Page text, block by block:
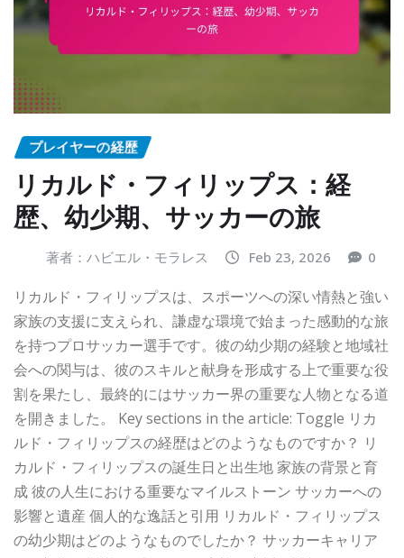
プレイヤーの経歴
リカルド・フィリップス：経
歴、幼少期、サッカーの旅
著者：ハビエル・モラレス Feb 23, 2026 0
リカルド・フィリップスは、スポーツへの深い情熱と強い
家族の支援に支えられ、謙虚な環境で始まった感動的な旅
を持つプロサッカー選手です。彼の幼少期の経験と地域社
会への関与は、彼のスキルと献身を形成する上で重要な役
割を果たし、最終的にはサッカー界の重要な人物となる道
を開きました。 Key sections in the article: Toggle リカ
ルド・フィリップスの経歴はどのようなものですか？ リ
カルド・フィリップスの誕生日と出生地 家族の背景と育
成 彼の人生における重要なマイルストーン サッカーへの
影響と遺産 個人的な逸話と引用 リカルド・フィリップス
の幼少期はどのようなものでしたか？ サッカーキャリア